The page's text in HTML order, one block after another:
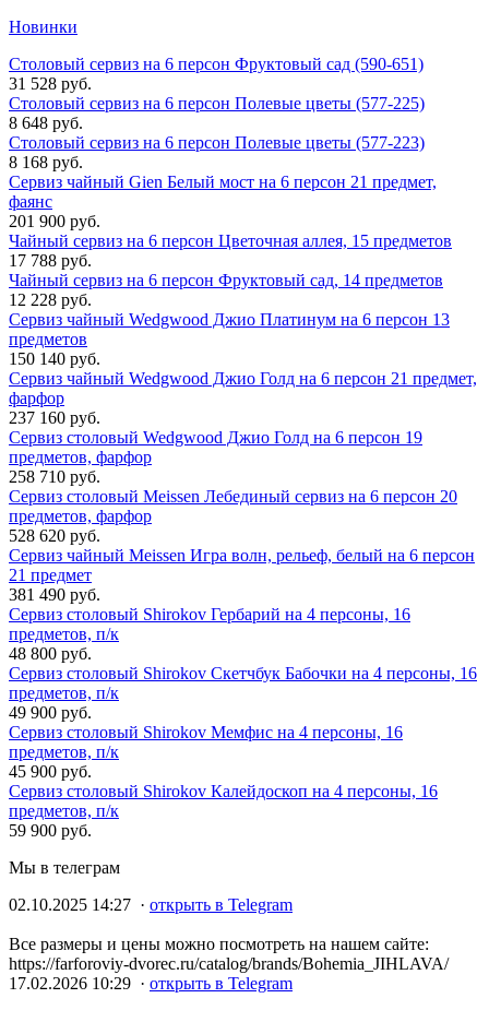
Новинки
Столовый сервиз на 6 персон Фруктовый сад (590-651)
31 528 руб.
Столовый сервиз на 6 персон Полевые цветы (577-225)
8 648 руб.
Столовый сервиз на 6 персон Полевые цветы (577-223)
8 168 руб.
Сервиз чайный Gien Белый мост на 6 персон 21 предмет,
фаянс
201 900 руб.
Чайный сервиз на 6 персон Цветочная аллея, 15 предметов
17 788 руб.
Чайный сервиз на 6 персон Фруктовый сад, 14 предметов
12 228 руб.
Сервиз чайный Wedgwood Джио Платинум на 6 персон 13
предметов
150 140 руб.
Сервиз чайный Wedgwood Джио Голд на 6 персон 21 предмет,
фарфор
237 160 руб.
Сервиз столовый Wedgwood Джио Голд на 6 персон 19
предметов, фарфор
258 710 руб.
Сервиз столовый Meissen Лебединый сервиз на 6 персон 20
предметов, фарфор
528 620 руб.
Сервиз чайный Meissen Игра волн, рельеф, белый на 6 персон
21 предмет
381 490 руб.
Сервиз столовый Shirokov Гербарий на 4 персоны, 16
предметов, п/к
48 800 руб.
Сервиз столовый Shirokov Скетчбук Бабочки на 4 персоны, 16
предметов, п/к
49 900 руб.
Сервиз столовый Shirokov Мемфис на 4 персоны, 16
предметов, п/к
45 900 руб.
Сервиз столовый Shirokov Калейдоскоп на 4 персоны, 16
предметов, п/к
59 900 руб.
Мы в телеграм
02.10.2025 14:27 · открыть в Telegram
Все размеры и цены можно посмотреть на нашем сайте:
https://farforoviy-dvorec.ru/catalog/brands/Bohemia_JIHLAVA/
17.02.2026 10:29 · открыть в Telegram